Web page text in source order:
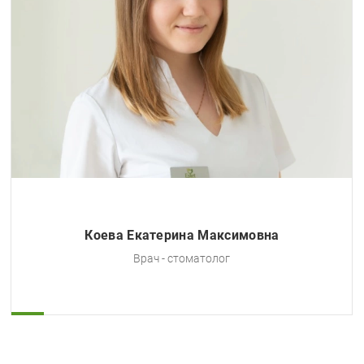
предотвращения серьезных последствий.
запущенной стадии и зуб не подлежит
восстановлению, его необходимо удалить.
корня зуба могут стать показанием к
удалению, особенно если зуб не подлежит
восстановлению.
Сверхкомплектные зубы: Наличие лишних
для удаления.
Своевременное удаление молочного зуба, при
Коева Екатерина Максимовна
Врач - стоматолог